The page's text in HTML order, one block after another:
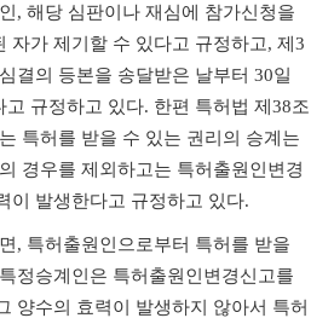
, 해당 심판이나 재심에 참가신청을
자가 제기할 수 있다고 규정하고, 제3
결의 등본을 송달받은 날부터 30일
규정하고 있다. 한편 특허법 제38조
특허를 받을 수 있는 권리의 승계는
경우를 제외하고는 특허출원인변경
이 발생한다고 규정하고 있다.
, 특허출원인으로부터 특허를 받을
정승계인은 특허출원인변경신고를
양수의 효력이 발생하지 않아서 특허